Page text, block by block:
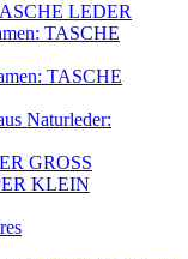
LEDER
TASCHE
TASCHE
Naturleder:
GROSS
KLEIN